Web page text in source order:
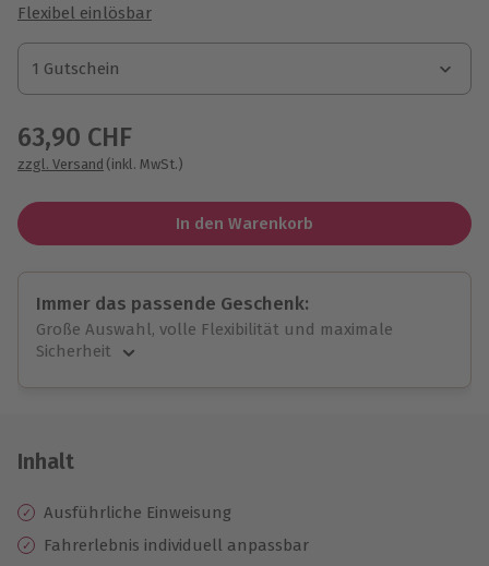
Flexibel einlösbar
1 Gutschein
1 Gutschein
1 Gutschein
63,90 CHF
zzgl. Versand (inkl. MwSt.)
In den Warenkorb
Immer das passende Geschenk:
Große Auswahl, volle Flexibilität und maximale
Sicherheit
Jeder Gutschein für alle Erlebnisse einlösbar.
10 Jahre gültig & verlängerbar.
Inhalt
Ausführliche Einweisung
Fahrerlebnis individuell anpassbar